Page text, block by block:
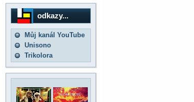
odkazy...
Můj kanál YouTube
Unisono
Trikolora